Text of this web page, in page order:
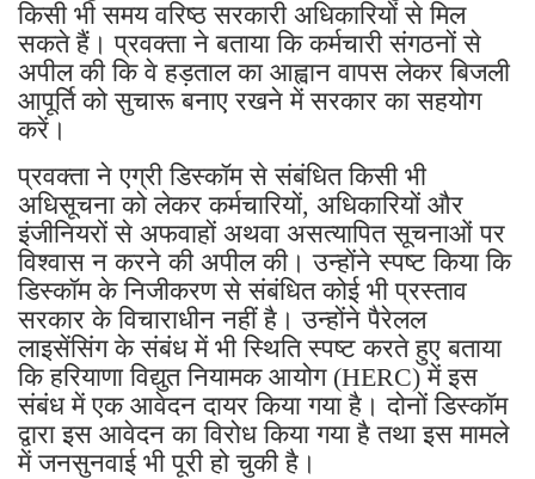
किसी भी समय वरिष्ठ सरकारी अधिकारियों से मिल
सकते हैं। प्रवक्ता ने बताया कि कर्मचारी संगठनों से
अपील की कि वे हड़ताल का आह्वान वापस लेकर बिजली
आपूर्ति को सुचारू बनाए रखने में सरकार का सहयोग
करें।
प्रवक्ता ने एग्री डिस्कॉम से संबंधित किसी भी
अधिसूचना को लेकर कर्मचारियों, अधिकारियों और
इंजीनियरों से अफवाहों अथवा असत्यापित सूचनाओं पर
विश्वास न करने की अपील की। उन्होंने स्पष्ट किया कि
डिस्कॉम के निजीकरण से संबंधित कोई भी प्रस्ताव
सरकार के विचाराधीन नहीं है। उन्होंने पैरेलल
लाइसेंसिंग के संबंध में भी स्थिति स्पष्ट करते हुए बताया
कि हरियाणा विद्युत नियामक आयोग (HERC) में इस
संबंध में एक आवेदन दायर किया गया है। दोनों डिस्कॉम
द्वारा इस आवेदन का विरोध किया गया है तथा इस मामले
में जनसुनवाई भी पूरी हो चुकी है।